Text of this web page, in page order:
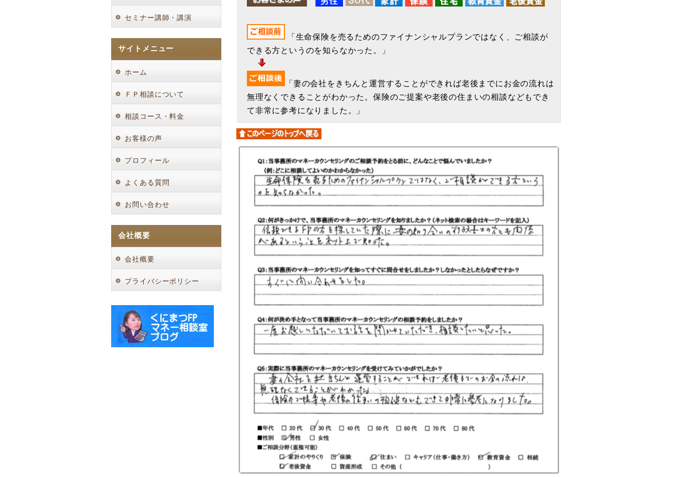
「生命保険を売るためのファイナンシャルプランではなく、ご相談が
できる方というのを知らなかった。」
「妻の会社をきちんと運営することができれば老後までにお金の流れは
無理なくできることがわかった。保険のご提案や老後の住まいの相談などもでき
て非常に参考になりました。」
セミナー講師・講演
サイトメニュー
ホーム
ＦＰ相談について
相談コース・料金
お客様の声
プロフィール
よくある質問
お問い合わせ
会社概要
会社概要
プライバシーポリシー